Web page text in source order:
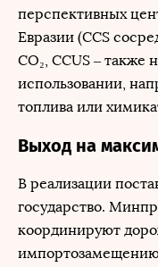
перспективных
Евразии (CCS
CO₂, CCUS – также
использовании,
топлива или
Выход на
В реализации
государство.
координируют